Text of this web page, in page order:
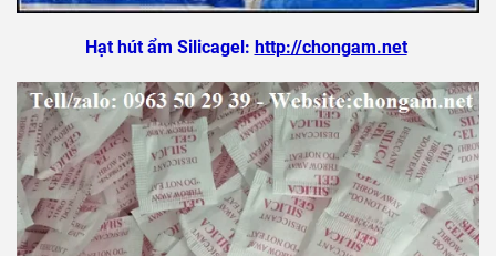
Hạt hút ẩm Silicagel: http://chongam.net